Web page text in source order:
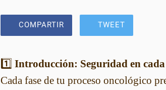
COMPARTIR TWEET
1️⃣ Introducción: Seguridad en
Cada fase de tu proceso oncológico